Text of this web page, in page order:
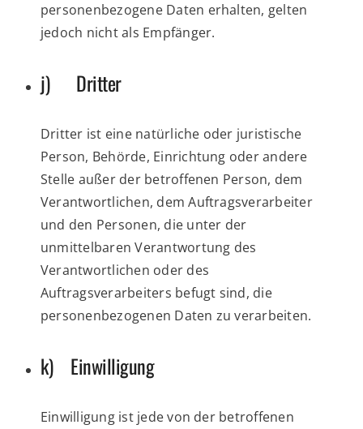
personenbezogene Daten erhalten, gelten
jedoch nicht als Empfänger.
j) Dritter
Dritter ist eine natürliche oder juristische
Person, Behörde, Einrichtung oder andere
Stelle außer der betroffenen Person, dem
Verantwortlichen, dem Auftragsverarbeiter
und den Personen, die unter der
unmittelbaren Verantwortung des
Verantwortlichen oder des
Auftragsverarbeiters befugt sind, die
personenbezogenen Daten zu verarbeiten.
k) Einwilligung
Einwilligung ist jede von der betroffenen